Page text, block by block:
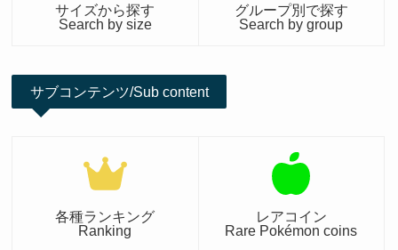
サイズから探す
Search by size
グループ別で探す
Search by group
サブコンテンツ/Sub content
各種ランキング
Ranking
レアコイン
Rare Pokémon coins